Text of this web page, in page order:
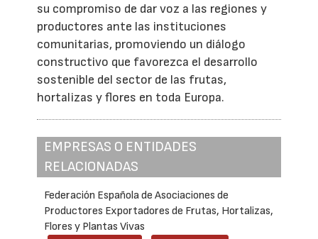
su compromiso de dar voz a las regiones y
productores ante las instituciones
comunitarias, promoviendo un diálogo
constructivo que favorezca el desarrollo
sostenible del sector de las frutas,
hortalizas y flores en toda Europa.
EMPRESAS O ENTIDADES
RELACIONADAS
Federación Española de Asociaciones de
Productores Exportadores de Frutas, Hortalizas,
Flores y Plantas Vivas